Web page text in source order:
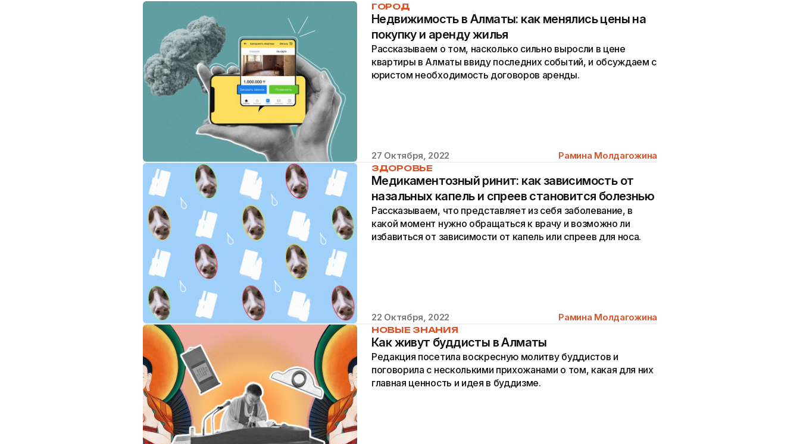
ГОРОД
Недвижимость в Алматы: как менялись цены на
покупку и аренду жилья
Рассказываем о том, насколько сильно выросли в цене
квартиры в Алматы ввиду последних событий, и обсуждаем с
юристом необходимость договоров аренды.
27 Октября, 2022 Рамина Молдагожина
ЗДОРОВЬЕ
Медикаментозный ринит: как зависимость от
назальных капель и спреев становится болезнью
Рассказываем, что представляет из себя заболевание, в
какой момент нужно обращаться к врачу и возможно ли
избавиться от зависимости от капель или спреев для носа.
22 Октября, 2022 Рамина Молдагожина
НОВЫЕ ЗНАНИЯ
Как живут буддисты в Алматы
Редакция посетила воскресную молитву буддистов и
поговорила с несколькими прихожанами о том, какая для них
главная ценность и идея в буддизме.